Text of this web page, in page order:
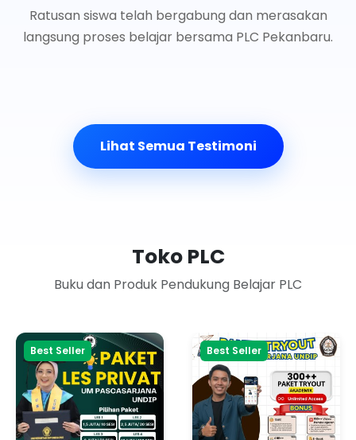
Ratusan siswa telah bergabung dan merasakan
langsung proses belajar bersama PLC Pekanbaru.
Lihat Semua Testimoni
Toko PLC
Buku dan Produk Pendukung Belajar PLC
Best Seller Best Seller